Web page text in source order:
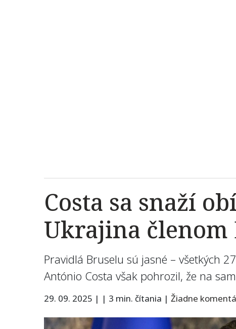
Costa sa snaží
Ukrajina členom
Pravidlá Bruselu sú jasné – všetkých
António Costa však pohrozil, že na
29. 09. 2025 | | 3 min. čítania | Žiadne